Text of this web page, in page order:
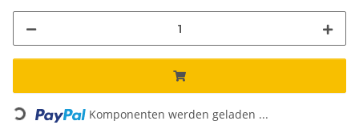
Loading... Komponenten werden geladen ...